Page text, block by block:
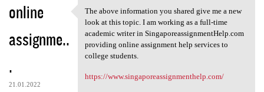
z
online
assignme..
.
21.01.2022
The above information you
The above information you shared give me a new
look at this topic. I am working as a full-time
academic writer in SingaporeassignmentHelp.com
providing online assignment help services to
college students.
https://www.singaporeassignmenthelp.com/